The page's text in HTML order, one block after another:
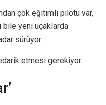
çok eğitimli pilotu var,
bile yeni uçaklarda
sürüyor.
etmesi gerekiyor.